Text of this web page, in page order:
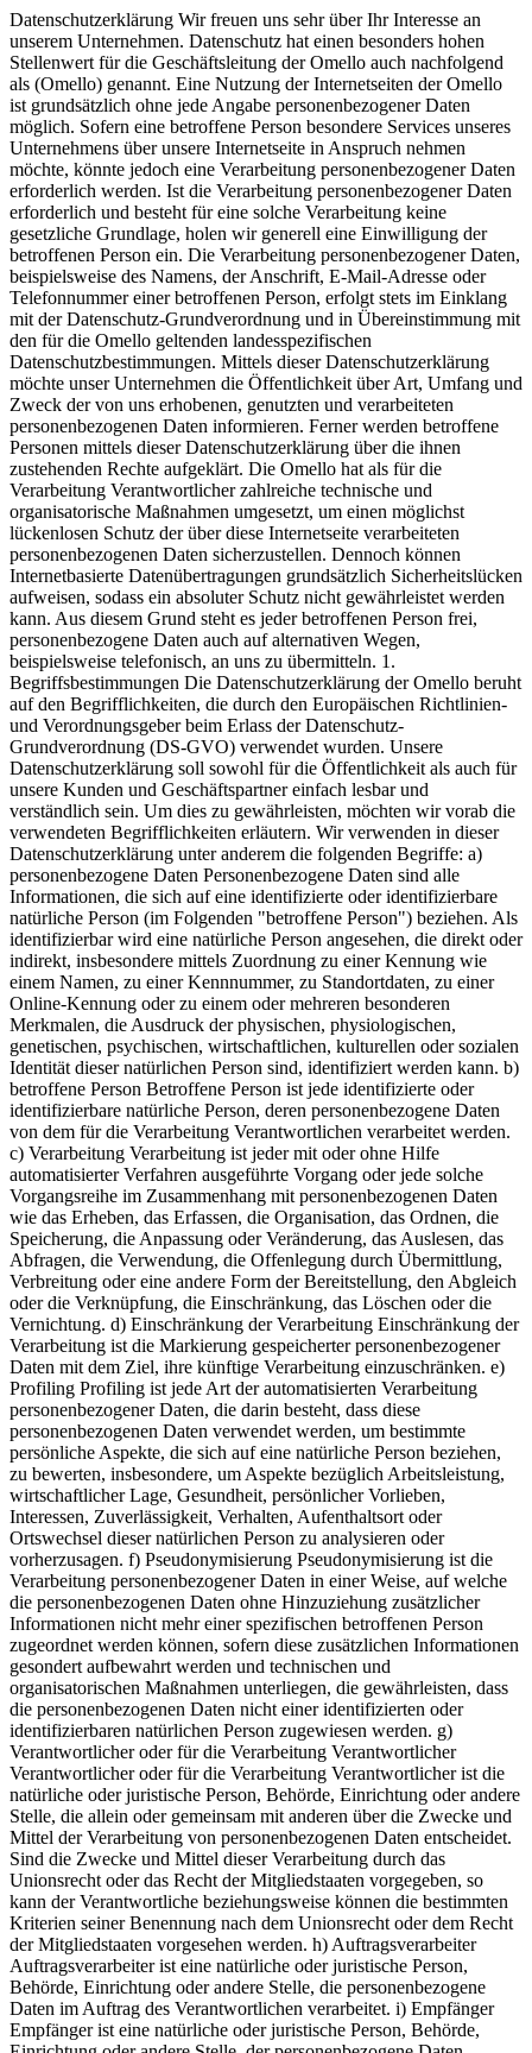
Datenschutzerklärung Wir freuen uns sehr über Ihr Interesse an unserem Unternehmen. Datenschutz hat einen besonders hohen Stellenwert für die Geschäftsleitung der Omello auch nachfolgend als (Omello) genannt. Eine Nutzung der Internetseiten der Omello ist grundsätzlich ohne jede Angabe personenbezogener Daten möglich. Sofern eine betroffene Person besondere Services unseres Unternehmens über unsere Internetseite in Anspruch nehmen möchte, könnte jedoch eine Verarbeitung personenbezogener Daten erforderlich werden. Ist die Verarbeitung personenbezogener Daten erforderlich und besteht für eine solche Verarbeitung keine gesetzliche Grundlage, holen wir generell eine Einwilligung der betroffenen Person ein. Die Verarbeitung personenbezogener Daten, beispielsweise des Namens, der Anschrift, E-Mail-Adresse oder Telefonnummer einer betroffenen Person, erfolgt stets im Einklang mit der Datenschutz-Grundverordnung und in Übereinstimmung mit den für die Omello geltenden landesspezifischen Datenschutzbestimmungen. Mittels dieser Datenschutzerklärung möchte unser Unternehmen die Öffentlichkeit über Art, Umfang und Zweck der von uns erhobenen, genutzten und verarbeiteten personenbezogenen Daten informieren. Ferner werden betroffene Personen mittels dieser Datenschutzerklärung über die ihnen zustehenden Rechte aufgeklärt. Die Omello hat als für die Verarbeitung Verantwortlicher zahlreiche technische und organisatorische Maßnahmen umgesetzt, um einen möglichst lückenlosen Schutz der über diese Internetseite verarbeiteten personenbezogenen Daten sicherzustellen. Dennoch können Internetbasierte Datenübertragungen grundsätzlich Sicherheitslücken aufweisen, sodass ein absoluter Schutz nicht gewährleistet werden kann. Aus diesem Grund steht es jeder betroffenen Person frei, personenbezogene Daten auch auf alternativen Wegen, beispielsweise telefonisch, an uns zu übermitteln. 1. Begriffsbestimmungen Die Datenschutzerklärung der Omello beruht auf den Begrifflichkeiten, die durch den Europäischen Richtlinien- und Verordnungsgeber beim Erlass der Datenschutz-Grundverordnung (DS-GVO) verwendet wurden. Unsere Datenschutzerklärung soll sowohl für die Öffentlichkeit als auch für unsere Kunden und Geschäftspartner einfach lesbar und verständlich sein. Um dies zu gewährleisten, möchten wir vorab die verwendeten Begrifflichkeiten erläutern. Wir verwenden in dieser Datenschutzerklärung unter anderem die folgenden Begriffe: a) personenbezogene Daten Personenbezogene Daten sind alle Informationen, die sich auf eine identifizierte oder identifizierbare natürliche Person (im Folgenden "betroffene Person") beziehen. Als identifizierbar wird eine natürliche Person angesehen, die direkt oder indirekt, insbesondere mittels Zuordnung zu einer Kennung wie einem Namen, zu einer Kennnummer, zu Standortdaten, zu einer Online-Kennung oder zu einem oder mehreren besonderen Merkmalen, die Ausdruck der physischen, physiologischen, genetischen, psychischen, wirtschaftlichen, kulturellen oder sozialen Identität dieser natürlichen Person sind, identifiziert werden kann. b) betroffene Person Betroffene Person ist jede identifizierte oder identifizierbare natürliche Person, deren personenbezogene Daten von dem für die Verarbeitung Verantwortlichen verarbeitet werden. c) Verarbeitung Verarbeitung ist jeder mit oder ohne Hilfe automatisierter Verfahren ausgeführte Vorgang oder jede solche Vorgangsreihe im Zusammenhang mit personenbezogenen Daten wie das Erheben, das Erfassen, die Organisation, das Ordnen, die Speicherung, die Anpassung oder Veränderung, das Auslesen, das Abfragen, die Verwendung, die Offenlegung durch Übermittlung, Verbreitung oder eine andere Form der Bereitstellung, den Abgleich oder die Verknüpfung, die Einschränkung, das Löschen oder die Vernichtung. d) Einschränkung der Verarbeitung Einschränkung der Verarbeitung ist die Markierung gespeicherter personenbezogener Daten mit dem Ziel, ihre künftige Verarbeitung einzuschränken. e) Profiling Profiling ist jede Art der automatisierten Verarbeitung personenbezogener Daten, die darin besteht, dass diese personenbezogenen Daten verwendet werden, um bestimmte persönliche Aspekte, die sich auf eine natürliche Person beziehen, zu bewerten, insbesondere, um Aspekte bezüglich Arbeitsleistung, wirtschaftlicher Lage, Gesundheit, persönlicher Vorlieben, Interessen, Zuverlässigkeit, Verhalten, Aufenthaltsort oder Ortswechsel dieser natürlichen Person zu analysieren oder vorherzusagen. f) Pseudonymisierung Pseudonymisierung ist die Verarbeitung personenbezogener Daten in einer Weise, auf welche die personenbezogenen Daten ohne Hinzuziehung zusätzlicher Informationen nicht mehr einer spezifischen betroffenen Person zugeordnet werden können, sofern diese zusätzlichen Informationen gesondert aufbewahrt werden und technischen und organisatorischen Maßnahmen unterliegen, die gewährleisten, dass die personenbezogenen Daten nicht einer identifizierten oder identifizierbaren natürlichen Person zugewiesen werden. g) Verantwortlicher oder für die Verarbeitung Verantwortlicher Verantwortlicher oder für die Verarbeitung Verantwortlicher ist die natürliche oder juristische Person, Behörde, Einrichtung oder andere Stelle, die allein oder gemeinsam mit anderen über die Zwecke und Mittel der Verarbeitung von personenbezogenen Daten entscheidet. Sind die Zwecke und Mittel dieser Verarbeitung durch das Unionsrecht oder das Recht der Mitgliedstaaten vorgegeben, so kann der Verantwortliche beziehungsweise können die bestimmten Kriterien seiner Benennung nach dem Unionsrecht oder dem Recht der Mitgliedstaaten vorgesehen werden. h) Auftragsverarbeiter Auftragsverarbeiter ist eine natürliche oder juristische Person, Behörde, Einrichtung oder andere Stelle, die personenbezogene Daten im Auftrag des Verantwortlichen verarbeitet. i) Empfänger Empfänger ist eine natürliche oder juristische Person, Behörde, Einrichtung oder andere Stelle, der personenbezogene Daten offengelegt werden, unabhängig davon, ob es sich bei ihr um einen Dritten handelt oder nicht. Behörden, die im Rahmen eines bestimmten Untersuchungsauftrags nach dem Unionsrecht oder dem Recht der Mitgliedstaaten möglicherweise personenbezogene Daten erhalten, gelten jedoch nicht als Empfänger. j) Dritter Dritter ist eine natürliche oder juristische Person, Behörde, Einrichtung oder andere Stelle außer der betroffenen Person, dem Verantwortlichen, dem Auftragsverarbeiter und den Personen, die unter der unmittelbaren Verantwortung des Verantwortlichen oder des Auftragsverarbeiters befugt sind, die personenbezogenen Daten zu verarbeiten. k) Einwilligung Einwilligung ist jede von der betroffenen Person freiwillig für den bestimmten Fall in informierter Weise und unmissverständlich abgegebene Willensbekundung in Form einer Erklärung oder einer sonstigen eindeutigen bestätigenden Handlung, mit der die betroffene Person zu verstehen gibt, dass sie mit der Verarbeitung der sie betreffenden personenbezogenen Daten einverstanden ist. 2. Name und Anschrift des für die Verarbeitung Verantwortlichen Verantwortlicher im Sinne der Datenschutz-Grundverordnung, sonstiger in den Mitgliedstaaten der Europäischen Union geltenden Datenschutzgesetze und anderer Bestimmungen mit datenschutzrechtlichem Charakter ist die: Omello Deutschsprachige Vertretung Thomas More E-Mail: t.more.eu@gmail.com 3. Name und Anschrift des Datenschutzbeauftragten Der Datenschutzbeauftragte des für die Verarbeitung Verantwortlichen ist: Thomas More Omello Deutschsprachige Vertretung Thomas More E-Mail: t.more.eu@gmail.com Jede betroffene Person kann sich jederzeit bei allen Fragen und Anregungen zum Datenschutz direkt an unseren Datenschutzbeauftragten wenden. 4. Cookies Die Internetseiten der Omello verwenden Cookies. Cookies sind Textdateien, welche über einen Internetbrowser auf einem Computersystem abgelegt und gespeichert werden. Zahlreiche Internetseiten und Server verwenden Cookies. Viele Cookies enthalten eine sogenannte Cookie-ID. Eine Cookie-ID ist eine eindeutige Kennung des Cookies. Sie besteht aus einer Zeichenfolge, durch welche Internetseiten und Server dem konkreten Internetbrowser zugeordnet werden können, in dem das Cookie gespeichert wurde. Dies ermöglicht es den besuchten Internetseiten und Servern, den individuellen Browser der betroffenen Person von anderen Internetbrowsern, die andere Cookies enthalten, zu unterscheiden. Ein bestimmter Internetbrowser kann über die eindeutige Cookie-ID wiedererkannt und identifiziert werden. Durch den Einsatz von Cookies kann die Omello den Nutzern dieser Internetseite nutzerfreundlichere Services bereitstellen, die ohne die Cookie-Setzung nicht möglich wären. Mittels eines Cookies können die Informationen und Angebote auf unserer Internetseite im Sinne des Benutzers optimiert werden. Cookies ermöglichen uns, wie bereits erwähnt, die Benutzer unserer Internetseite wiederzuerkennen. Zweck dieser Wiedererkennung ist es, den Nutzern die Verwendung unserer Internetseite zu erleichtern. Der Benutzer einer Internetseite, die Cookies verwendet, muss beispielsweise nicht bei jedem Besuch der Internetseite erneut seine Zugangsdaten eingeben, weil dies von der Internetseite und dem auf dem Computersystem des Benutzers abgelegten Cookie übernommen wird. Ein weiteres Beispiel ist das Cookie eines Warenkorbes im Online-Shop. Der Online-Shop merkt sich die Artikel, die ein Kunde in den virtuellen Warenkorb gelegt hat, über ein Cookie. Die betroffene Person kann die Setzung von Cookies durch unsere Internetseite jederzeit mittels einer entsprechenden Einstellung des genutzten Internetbrowsers verhindern und damit der Setzung von Cookies dauerhaft widersprechen. Ferner können bereits gesetzte Cookies jederzeit über einen Internetbrowser oder andere Softwareprogramme gelöscht werden. Dies ist in allen gängigen Internetbrowsern möglich. Deaktiviert die betroffene Person die Setzung von Cookies in dem genutzten Internetbrowser, sind unter Umstä